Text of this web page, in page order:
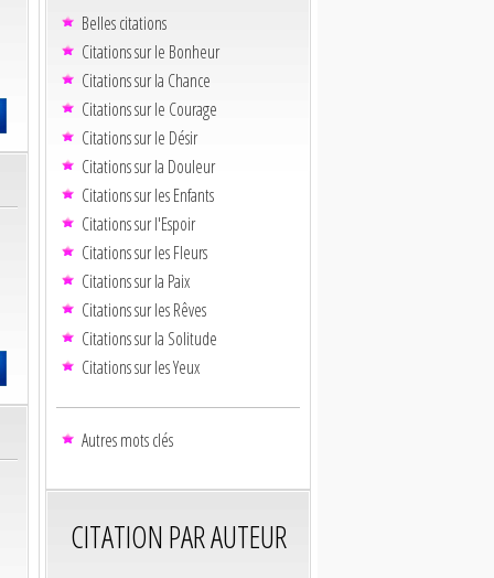
Belles citations
Citations sur le Bonheur
Citations sur la Chance
Citations sur le Courage
Citations sur le Désir
Citations sur la Douleur
Citations sur les Enfants
Citations sur l'Espoir
Citations sur les Fleurs
Citations sur la Paix
Citations sur les Rêves
Citations sur la Solitude
Citations sur les Yeux
Autres mots clés
CITATION PAR AUTEUR